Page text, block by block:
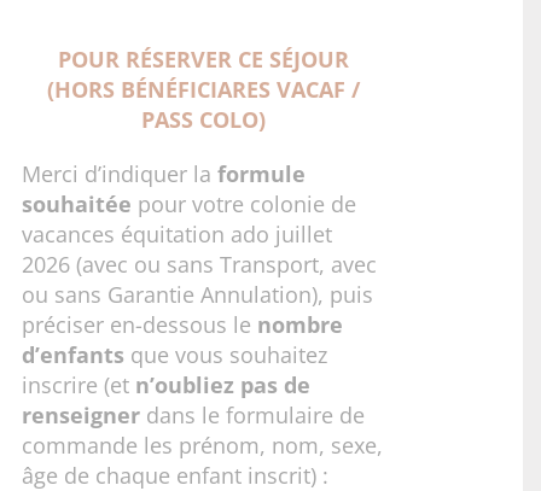
POUR RÉSERVER CE SÉJOUR
(HORS BÉNÉFICIARES VACAF /
PASS COLO)
Merci d’indiquer laformule
souhaitée pour votre colonie de
vacances équitation ado juillet
2026 (avec ou sans Transport, avec
ou sans Garantie Annulation), puis
préciser en-dessous le nombre
d’enfants que vous souhaitez
inscrire (et n’oubliez pas de
renseigner dans le formulaire de
commande les prénom, nom, sexe,
âge de chaque enfant inscrit) :